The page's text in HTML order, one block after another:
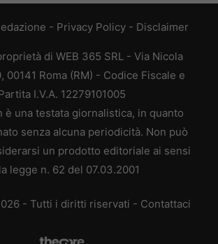
- Privacy Policy - Disclaimer
di WEB 365 SRL - Via Nicola
00141 Roma (RM) - Codice Fiscale e
I.V.A. 12279101005
è una testata giornalistica, in quanto
senza alcuna periodicità. Non può
un prodotto editoriale ai sensi
legge n. 62 del 07.03.2001
- Tutti i diritti riservati - Contattaci